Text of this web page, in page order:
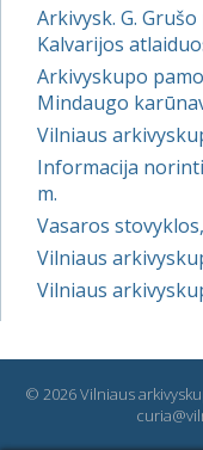
Arkivysk. G.
Kalvarijos
Arkivyskupo
Mindaugo
Vilniaus
Informacija
m.
Vasaros
Vilniaus
Vilniaus
© 2026 Vilniaus